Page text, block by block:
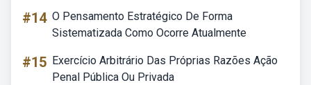
#14 O Pensamento Estratégico De Forma
Sistematizada Como Ocorre Atualmente
#15 Exercício Arbitrário Das Próprias Razões Ação
Penal Pública Ou Privada